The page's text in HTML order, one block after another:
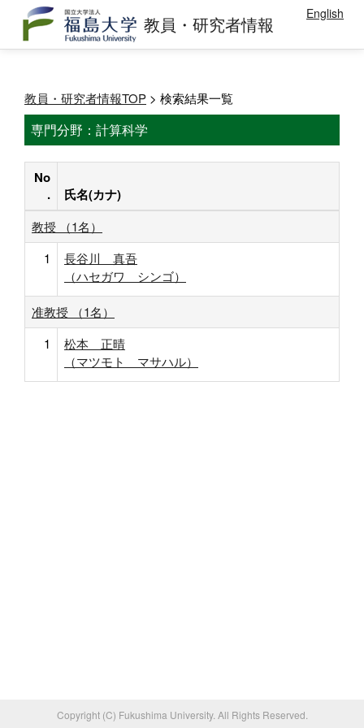
教員・研究者情報 English
教員・研究者情報TOP > 検索結果一覧
専門分野：計算科学
No
.
氏名(カナ)
教授 （1名）
1
長谷川 真吾
（ハセガワ シンゴ）
准教授 （1名）
1
松本 正晴
（マツモト マサハル）
Copyright (C) Fukushima University. All Rights Reserved.